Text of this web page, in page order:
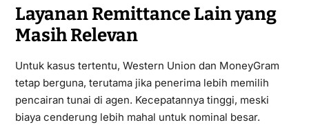
Layanan Remittance Lain yang
Masih Relevan
Untuk kasus tertentu, Western Union dan MoneyGram
tetap berguna, terutama jika penerima lebih memilih
pencairan tunai di agen. Kecepatannya tinggi, meski
biaya cenderung lebih mahal untuk nominal besar.